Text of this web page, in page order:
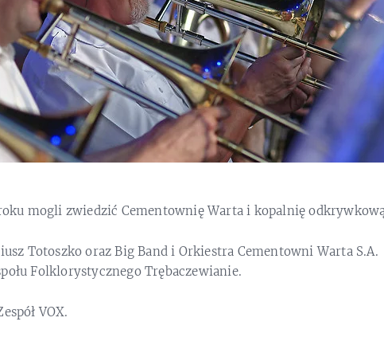
mogli zwiedzić Cementownię Warta i kopalnię
Totoszko oraz Big Band i Orkiestra Cementowni Warta
Folklorystycznego Trębaczewianie.
VOX.